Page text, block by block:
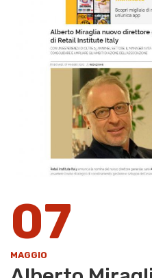
07
MAGGIO